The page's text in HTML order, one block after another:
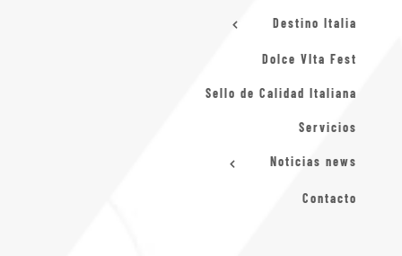
Destino Italia
Dolce VIta Fest
Sello de Calidad Italiana
Servicios
Noticias news
Contacto